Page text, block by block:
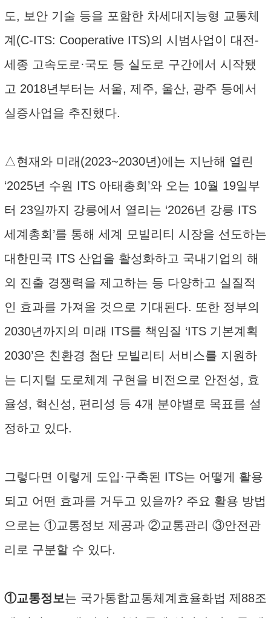
도, 보안 기술 등을 포함한 차세대지능형 교통체
계(C-ITS: Cooperative ITS)의 시범사업이 대전-
세종 고속도로·국도 등 실도로 구간에서 시작됐
고 2018년부터는 서울, 제주, 울산, 광주 등에서
실증사업을 추진했다.
△현재와 미래(2023~2030년)에는 지난해 열린
‘2025년 수원 ITS 아태총회’와 오는 10월 19일부
터 23일까지 강릉에서 열리는 ‘2026년 강릉 ITS
세계총회’를 통해 세계 모빌리티 시장을 선도하는
대한민국 ITS 산업을 활성화하고 국내기업의 해
외 진출 경쟁력을 제고하는 등 다양하고 실질적
인 효과를 가져올 것으로 기대된다. 또한 정부의
2030년까지의 미래 ITS를 책임질 ‘ITS 기본계획
2030’은 친환경 첨단 모빌리티 서비스를 지원하
는 디지털 도로체계 구현을 비전으로 안전성, 효
율성, 혁신성, 편리성 등 4개 분야별로 목표를 설
정하고 있다.
그렇다면 이렇게 도입·구축된 ITS는 어떻게 활용
되고 어떤 효과를 거두고 있을까? 주요 활용 방법
으로는 ①교통정보 제공과 ②교통관리 ③안전관
리로 구분할 수 있다.
①교통정보는 국가통합교통체계효율화법 제88조